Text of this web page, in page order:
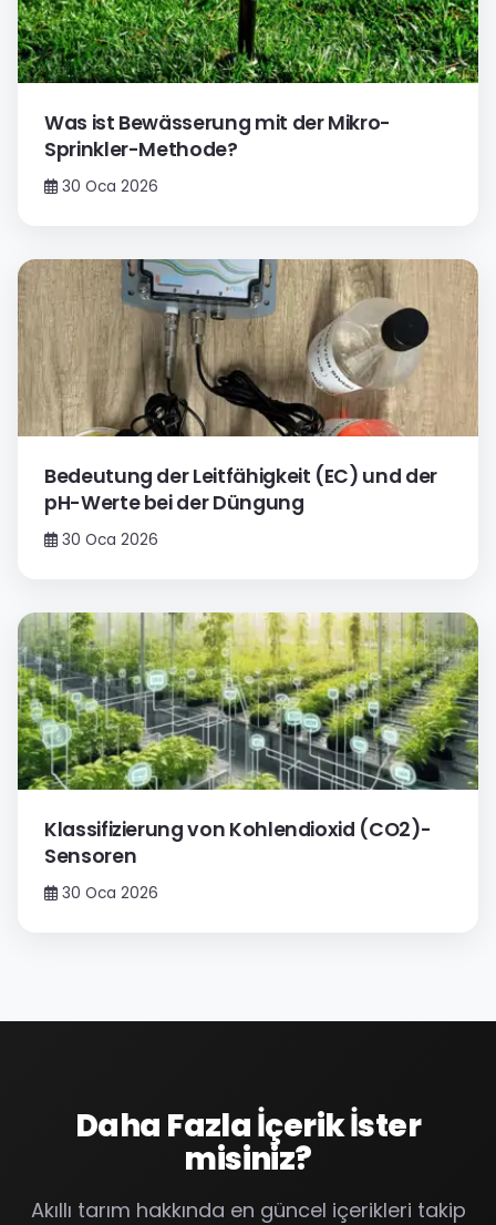
Was ist Bewässerung mit der Mikro-
Sprinkler-Methode?
30 Oca 2026
Bedeutung der Leitfähigkeit (EC) und der
pH-Werte bei der Düngung
30 Oca 2026
Klassifizierung von Kohlendioxid (CO2)-
Sensoren
30 Oca 2026
Daha Fazla İçerik İster
misiniz?
Akıllı tarım hakkında en güncel içerikleri takip